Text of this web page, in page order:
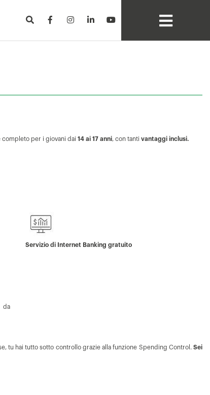
completo per i giovani dai14 ai 17 anni, con tanti vantaggi inclusi.
Servizio di Internet Banking gratuito
da
tu hai tutto sotto controllo grazie alla funzione Spending Control. Sei